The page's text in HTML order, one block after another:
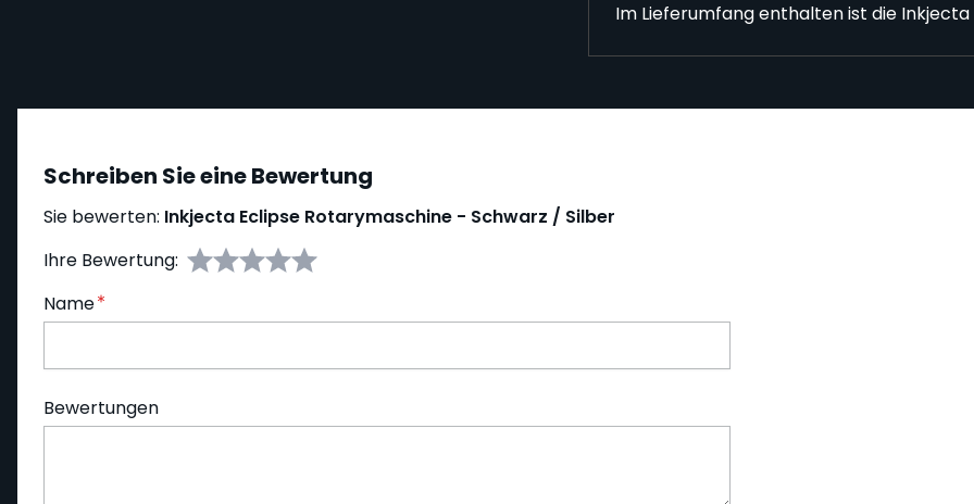
Im Lieferumfang enthalten ist die
Schreiben Sie eine Bewertung
Sie bewerten: Inkjecta Eclipse Rotarymaschine - Schwarz / Silber
Ihre Bewertung:
Name
Bewertungen